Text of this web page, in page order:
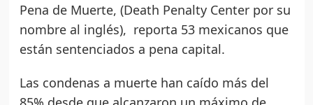
Pena de Muerte, (Death Penalty Center por su
nombre al inglés), reporta 53 mexicanos que
están sentenciados a pena capital.
Las condenas a muerte han caído más del